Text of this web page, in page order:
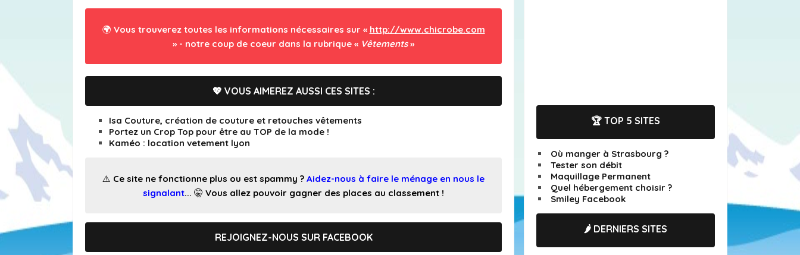
🌍 Vous trouverez toutes les informations nécessaires sur « http://www.chicrobe.com
» - notre coup de coeur dans la rubrique « Vêtements»
💖 VOUS AIMEREZ AUSSI CES SITES :
Isa Couture, création de couture et retouches vêtements
Portez un Crop Top pour être au TOP de la mode !
Kaméo : location vetement lyon
⚠️ Ce site ne fonctionne plus ou est spammy ? Aidez-nous à faire le ménage en nous le
signalant... 🤫 Vous allez pouvoir gagner des places au classement !
REJOIGNEZ-NOUS SUR FACEBOOK
🏆 TOP 5 SITES
Où manger à Strasbourg ?
Tester son débit
Maquillage Permanent
Quel hébergement choisir ?
Smiley Facebook
🌶️ DERNIERS SITES